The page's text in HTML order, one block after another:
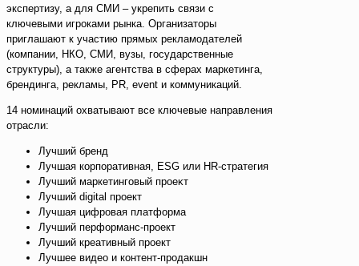
экспертизу, а для СМИ – укрепить связи с
ключевыми игроками рынка. Организаторы
приглашают к участию прямых рекламодателей
(компании, НКО, СМИ, вузы, государственные
структуры), а также агентства в сферах маркетинга,
брендинга, рекламы, PR, event и коммуникаций.
14 номинаций охватывают все ключевые направления
отрасли:
Лучший бренд
Лучшая корпоративная, ESG или HR-стратегия
Лучший маркетинговый проеĸт
Лучший digital проект
Лучшая цифровая платформа
Лучший перформанс-проект
Лучший креативный проект
Лучшее видео и контент-продакшн